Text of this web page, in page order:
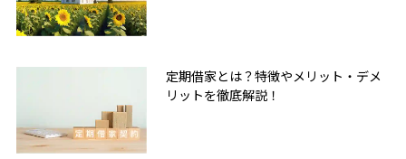
定期借家とは？特徴やメリット・デメ
リットを徹底解説！